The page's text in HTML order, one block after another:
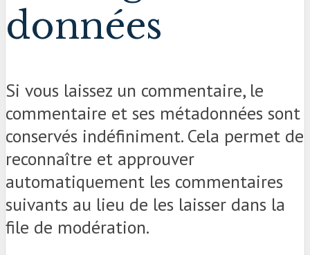
données
Si vous laissez un commentaire, le
commentaire et ses métadonnées sont
conservés indéfiniment. Cela permet de
reconnaître et approuver
automatiquement les commentaires
suivants au lieu de les laisser dans la
file de modération.